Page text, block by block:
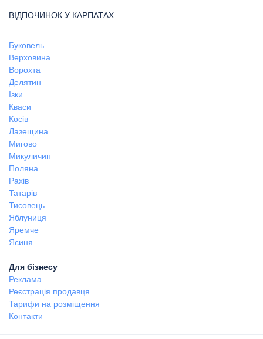
ВІДПОЧИНОК У КАРПАТАХ
Буковель
Верховина
Ворохта
Делятин
Ізки
Кваси
Косів
Лазещина
Мигово
Микуличин
Поляна
Рахів
Татарів
Тисовець
Яблуниця
Яремче
Ясиня
Для бізнесу
Реклама
Реєстрація продавця
Тарифи на розміщення
Контакти